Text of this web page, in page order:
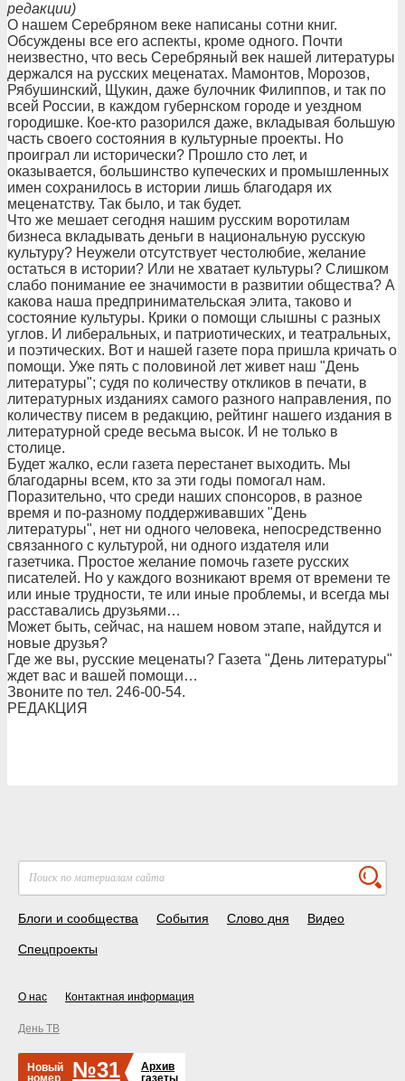
редакции)
О нашем Серебряном веке написаны сотни книг.
Обсуждены все его аспекты, кроме одного. Почти
неизвестно, что весь Серебряный век нашей литературы
держался на русских меценатах. Мамонтов, Морозов,
Рябушинский, Щукин, даже булочник Филиппов, и так по
всей России, в каждом губернском городе и уездном
городишке. Кое-кто разорился даже, вкладывая большую
часть своего состояния в культурные проекты. Но
проиграл ли исторически? Прошло сто лет, и
оказывается, большинство купеческих и промышленных
имен сохранилось в истории лишь благодаря их
меценатству. Так было, и так будет.
Что же мешает сегодня нашим русским воротилам
бизнеса вкладывать деньги в национальную русскую
культуру? Неужели отсутствует честолюбие, желание
остаться в истории? Или не хватает культуры? Слишком
слабо понимание ее значимости в развитии общества? А
какова наша предпринимательская элита, таково и
состояние культуры. Крики о помощи слышны с разных
углов. И либеральных, и патриотических, и театральных,
и поэтических. Вот и нашей газете пора пришла кричать о
помощи. Уже пять с половиной лет живет наш "День
литературы"; судя по количеству откликов в печати, в
литературных изданиях самого разного направления, по
количеству писем в редакцию, рейтинг нашего издания в
литературной среде весьма высок. И не только в
столице.
Будет жалко, если газета перестанет выходить. Мы
благодарны всем, кто за эти годы помогал нам.
Поразительно, что среди наших спонсоров, в разное
время и по-разному поддерживавших "День
литературы", нет ни одного человека, непосредственно
связанного с культурой, ни одного издателя или
газетчика. Простое желание помочь газете русских
писателей. Но у каждого возникают время от времени те
или иные трудности, те или иные проблемы, и всегда мы
расставались друзьями…
Может быть, сейчас, на нашем новом этапе, найдутся и
новые друзья?
Где же вы, русские меценаты? Газета "День литературы"
ждет вас и вашей помощи…
Звоните по тел. 246-00-54.
РЕДАКЦИЯ
Блоги и сообщества События Слово дня Видео
Спецпроекты
О нас Контактная информация
День ТВ
Новый
номер
№31
Архив
газеты